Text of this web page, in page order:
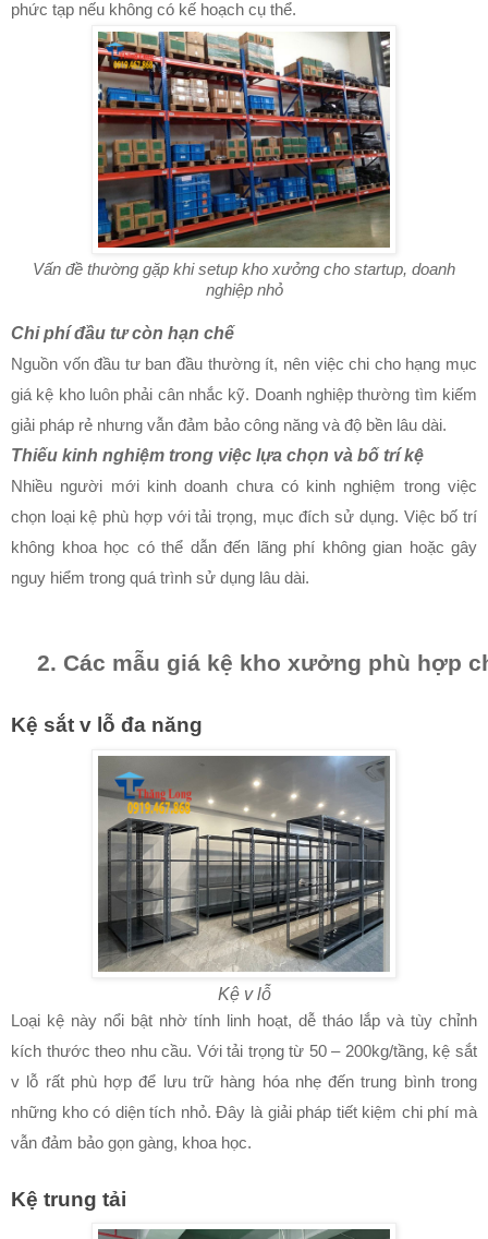
phức tạp nếu không có kế hoạch cụ thể.
Vấn đề thường gặp khi setup kho xưởng cho startup, doanh
nghiệp nhỏ
Chi phí đầu tư còn hạn chế
Nguồn vốn đầu tư ban đầu thường ít, nên việc chi cho hạng mục
giá kệ kho luôn phải cân nhắc kỹ. Doanh nghiệp thường tìm kiếm
giải pháp rẻ nhưng vẫn đảm bảo công năng và độ bền lâu dài.
Thiếu kinh nghiệm trong việc lựa chọn và bố trí kệ
Nhiều người mới kinh doanh chưa có kinh nghiệm trong việc
chọn loại kệ phù hợp với tải trọng, mục đích sử dụng. Việc bố trí
không khoa học có thể dẫn đến lãng phí không gian hoặc gây
nguy hiểm trong quá trình sử dụng lâu dài.
Các mẫu giá kệ kho xưởng phù hợp
Kệ sắt v lỗ đa năng
Kệ v lỗ
Loại kệ này nổi bật nhờ tính linh hoạt, dễ tháo lắp và tùy chỉnh
kích thước theo nhu cầu. Với tải trọng từ 50 – 200kg/tầng, kệ sắt
v lỗ rất phù hợp để lưu trữ hàng hóa nhẹ đến trung bình trong
những kho có diện tích nhỏ. Đây là giải pháp tiết kiệm chi phí mà
vẫn đảm bảo gọn gàng, khoa học.
Kệ trung tải